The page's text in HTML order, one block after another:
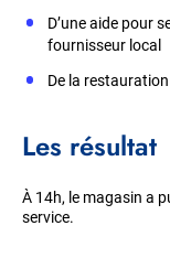
D’une aide pour
fournisseur local
De la
Les résultat
À 14h, le magasin a
service.